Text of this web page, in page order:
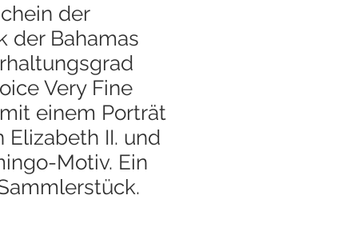
der
der Bahamas
Very Fine
einem Porträt
Elizabeth II. und
Motiv. Ein